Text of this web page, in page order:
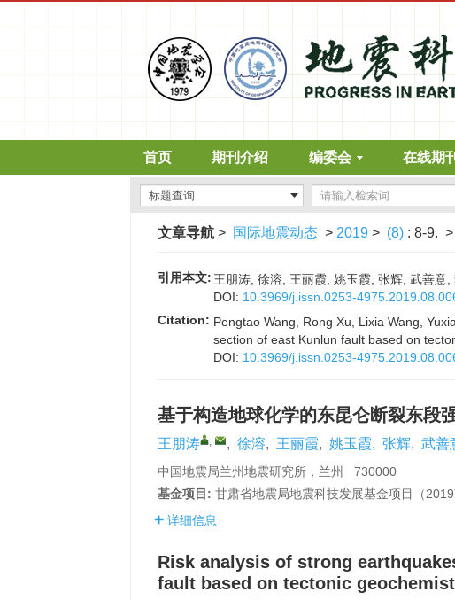
首页 期刊介绍 编委会 在线期刊
文章导航 > 国际地震动态 > 2019 > (8) : 8-9.
引用本文: 王朋涛, 徐溶, 王丽霞, 姚玉霞, 张辉, 武善意
DOI: 10.3969/j.issn.0253-
Citation: Pengtao Wang, Rong Xu, Lixia Wang,
section of east Kunlun fault based on
DOI: 10.3969/j.issn.0253-
基于构造地球化学的东昆仑断裂东段
王朋涛 , , 徐溶, 王丽霞, 姚玉霞, 张辉, 武善
中国地震局兰州地震研究所，兰州 730000
基金项目: 甘肃省地震局地震科技发展基金项目（
详细信息
Risk analysis of strong
fault based on tectonic